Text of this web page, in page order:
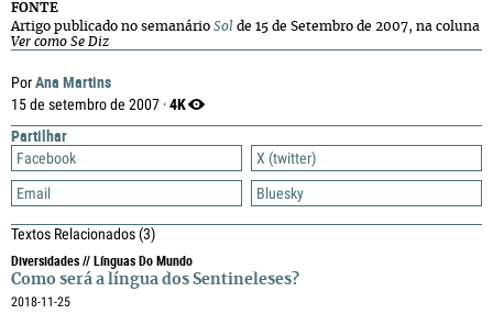
PorAna Martins
15 de setembro de 2007 ·4K
Partilhar
Facebook
X (twitter)
Email
Bluesky
Textos Relacionados(3)
Diversidades // Línguas Do Mundo
Como será a língua dos Sentineleses?
2018-11-25
FONTE
Artigo publicado no semanário Sol de 15 de Setembro de 2007, na coluna
Ver como Se Diz